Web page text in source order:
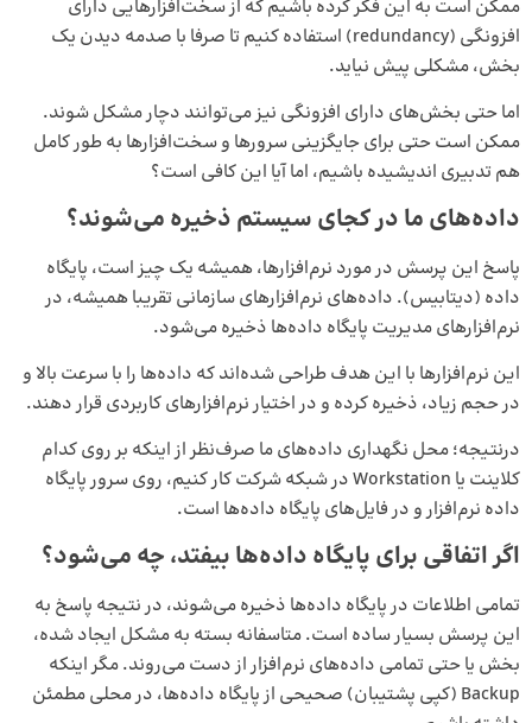
ممکن است به این فکر کرده باشیم که از سخت‌افزارهایی دارای
افزونگی (redundancy) استفاده کنیم تا صرفا با صدمه دیدن یک
بخش، مشکلی پیش نیاید.
اما حتی بخش‌های دارای افزونگی نیز می‌توانند دچار مشکل شوند.
ممکن است حتی برای جایگزینی سرورها و سخت‌افزارها به طور کامل
هم تدبیری اندیشیده باشیم، اما آیا این کافی‌ است؟
داده‌های ما در کجای سیستم ذخیره می‌شوند؟
پاسخ این پرسش در مورد نرم‌افزارها، همیشه یک چیز است، پایگاه
داده (دیتابیس). داده‌های نرم‌افزارهای سازمانی تقریبا همیشه، در
نرم‌افزارهای مدیریت پایگاه داده‌ها ذخیره می‌شود.
این نرم‌افزارها با این هدف طراحی شده‌اند که داده‌ها را با سرعت بالا و
در حجم زیاد، ذخیره کرده و در اختیار نرم‌افزارهای کاربردی قرار دهند.
درنتیجه؛ محل نگهداری داده‌های ما صرف‌نظر از اینکه بر روی کدام
کلاینت یا Workstation در شبکه شرکت کار کنیم، روی سرور پایگاه
داده نرم‌افزار و در فایل‌های پایگاه داده‌ها است.
اگر اتفاقی برای پایگاه داده‌ها بیفتد، چه می‌شود؟
تمامی اطلاعات در پایگاه داده‌ها ذخیره می‌شوند، در نتیجه پاسخ به
این پرسش بسیار ساده است. متاسفانه بسته به مشکل ایجاد شده،
بخش یا حتی تمامی داده‌های نرم‌افزار از دست می‌روند. مگر اینکه
Backup (کپی پشتیبان) صحیحی از پایگاه داده‌ها، در محلی مطمئن